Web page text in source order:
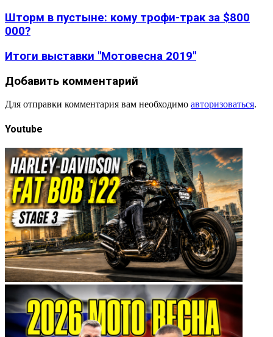
Шторм в пустыне: кому трофи-трак за $800
000?
Итоги выставки "Мотовесна 2019"
Добавить комментарий
Для отправки комментария вам необходимо авторизоваться.
Youtube